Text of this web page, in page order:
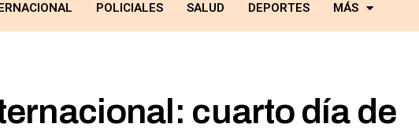
POLICIALES SALUD DEPORTES MÁS
cuarto día de